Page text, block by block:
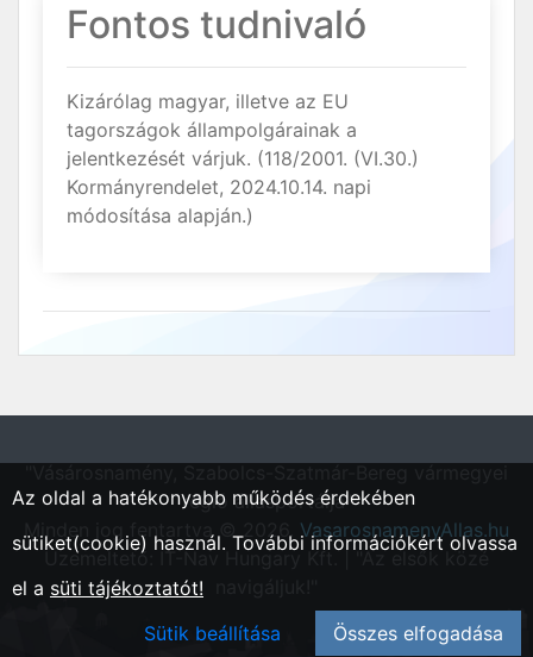
Fontos tudnivaló
Kizárólag magyar, illetve az EU
tagországok állampolgárainak a
jelentkezését várjuk. (118/2001. (VI.30.)
Kormányrendelet, 2024.10.14. napi
módosítása alapján.)
régió állásportálja"
Minden jog fentartva © 2026. VasarosnamenyAllas.hu
Üzemeltető: IT-Nav Hungary Kft. | "Az elsők közé
Az oldal a hatékonyabb működés érdekében
sütiket(cookie) használ. További információkért olvassa
el a süti tájékoztatót!
Sütik beállítása
Összes elfogadása